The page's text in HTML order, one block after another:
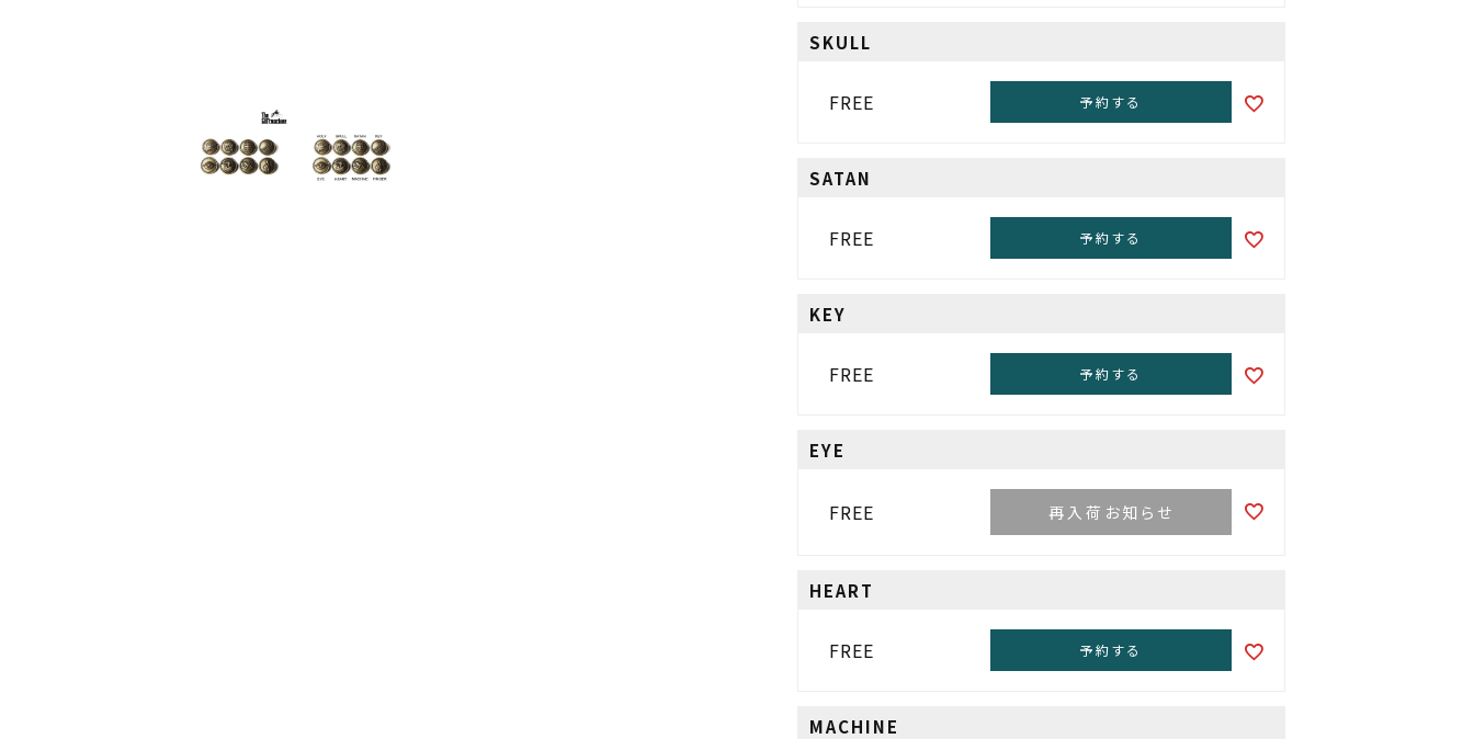
SKULL
FREE 予約する
SATAN
FREE 予約する
KEY
FREE 予約する
EYE
FREE 再入荷お知らせ
HEART
FREE 予約する
MACHINE